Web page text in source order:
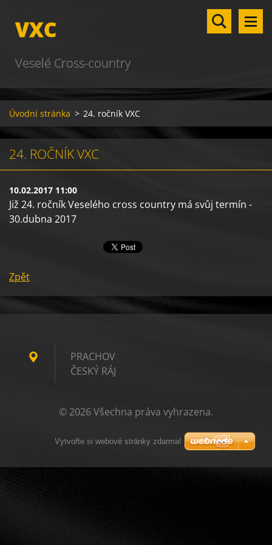
VXC
Veselé Cross-country
Úvodní stránka > 24. ročník VXC
24. ROČNÍK VXC
10.02.2017 11:00
Již 24. ročník Veselého cross country má svůj termín -
30.dubna 2017
Zpět
PRACHOV
ČESKÝ RÁJ
© 2026 Všechna práva vyhrazena.
Vytvořte si webové stránky zdarma!